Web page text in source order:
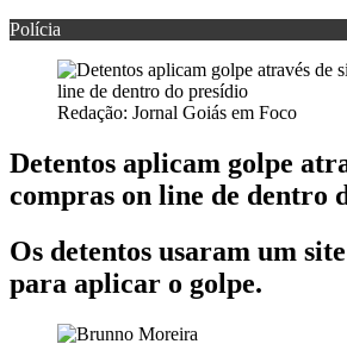
Polícia
Redação: Jornal Goiás em Foco
Detentos aplicam golpe
compras on line de dentro
Os detentos usaram um
para aplicar o golpe.